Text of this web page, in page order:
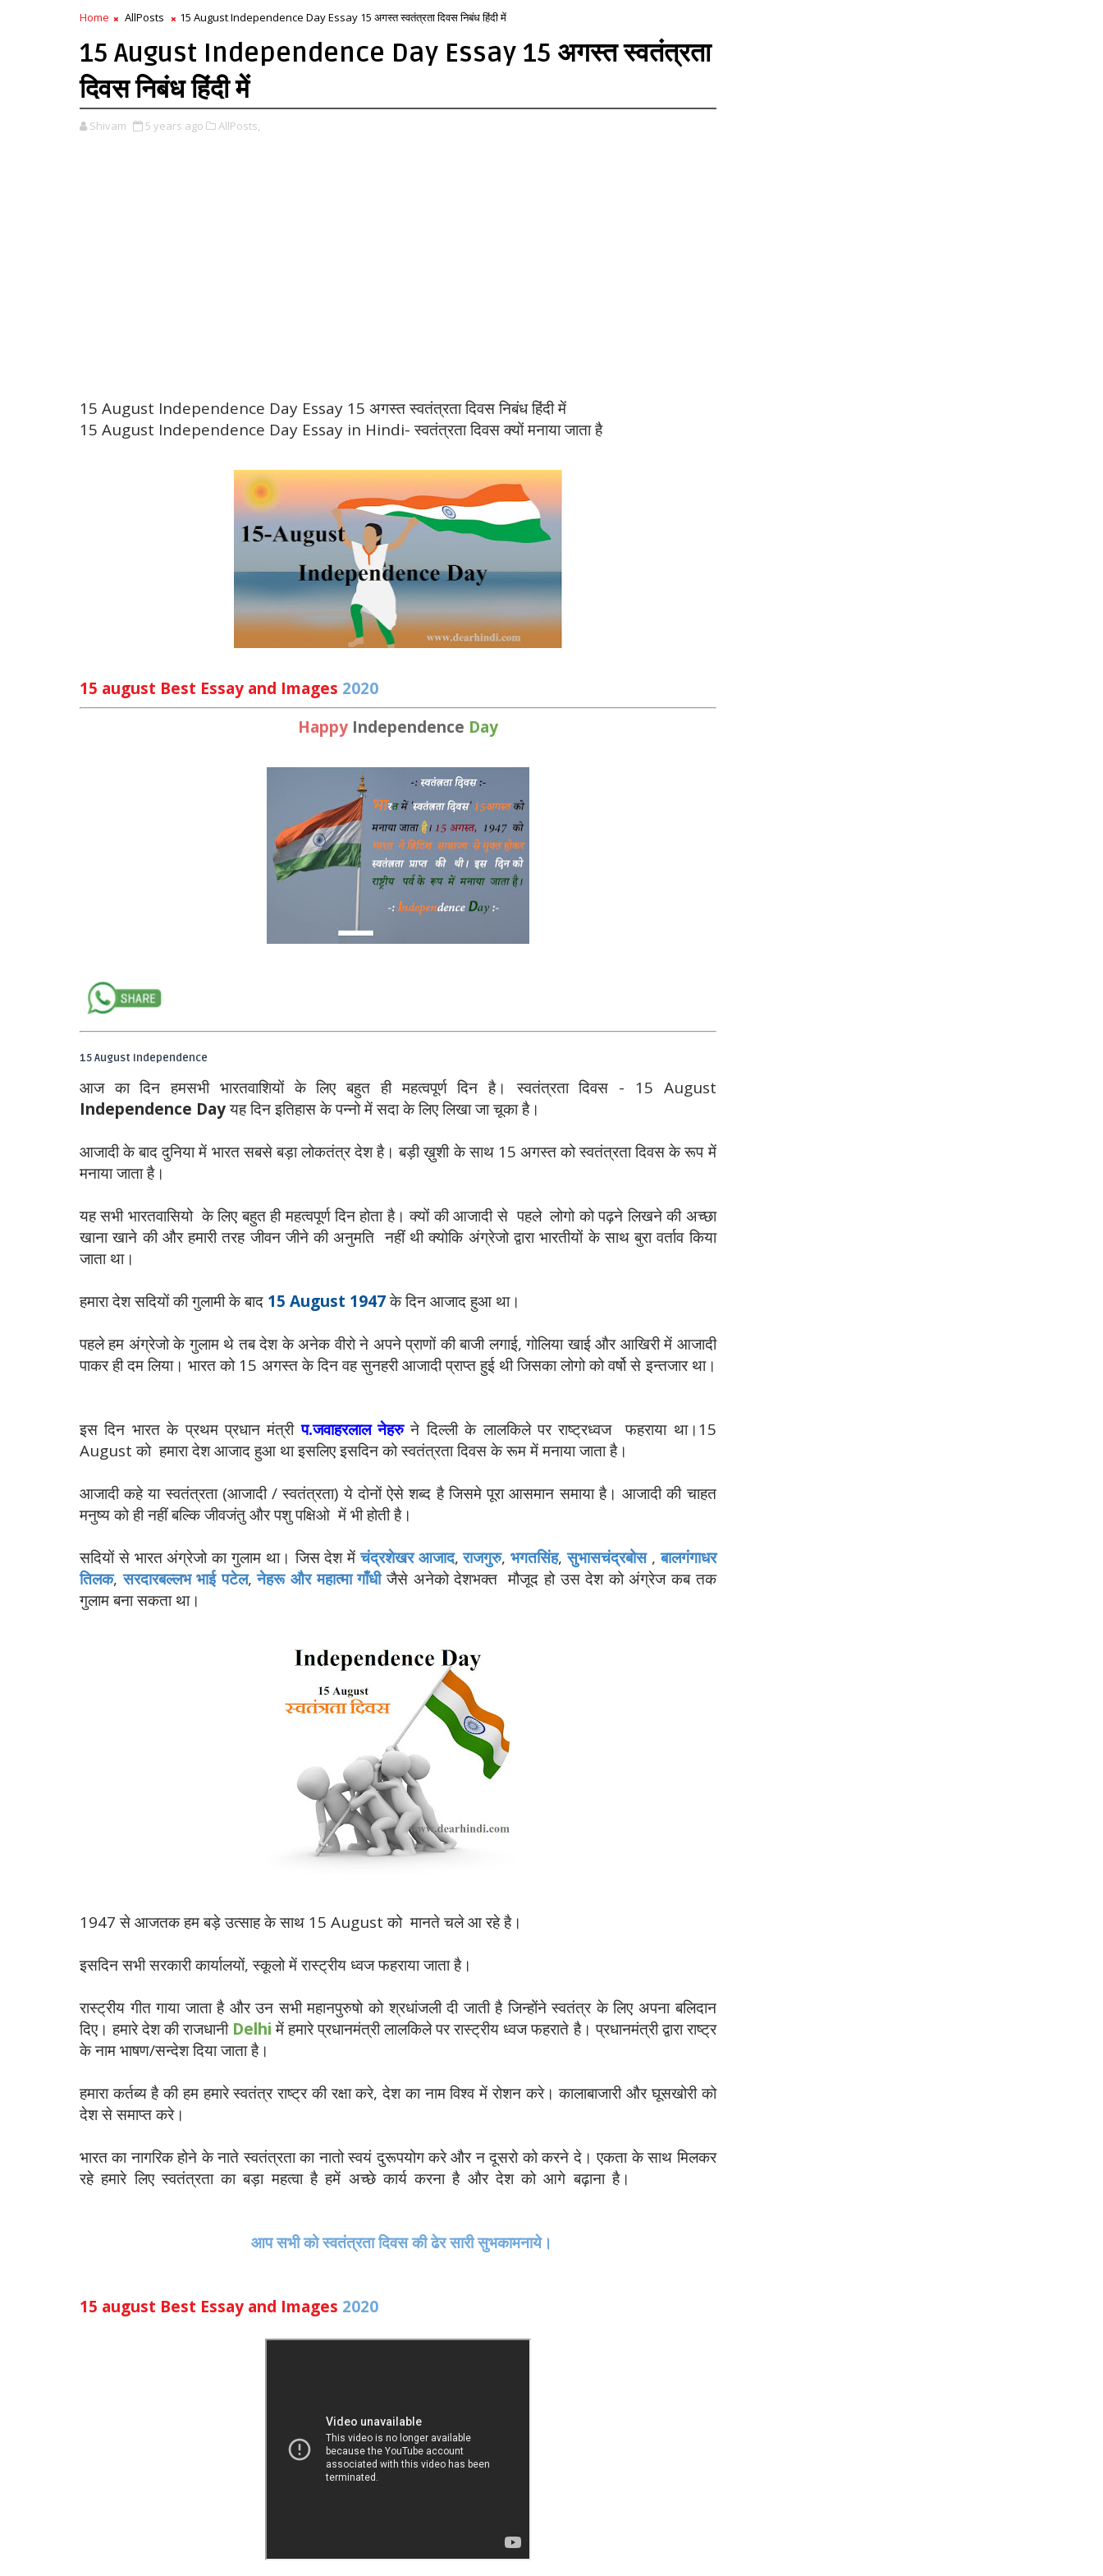
Home AllPosts 15 August Independence Day Essay 15 अगस्त स्वतंत्रता दिवस निबंध हिंदी में
15 August Independence Day Essay 15 अगस्त स्वतंत्रता
दिवस निबंध हिंदी में
Shivam 5 years ago AllPosts,
15 August Independence Day Essay 15 अगस्त स्वतंत्रता दिवस निबंध हिंदी में
15 August Independence Day Essay in Hindi- स्वतंत्रता दिवस क्यों मनाया जाता है
15 august Best Essay and Images 2020
Happy Independence Day
15 August Independence
आज का दिन हमसभी भारतवाशियों के लिए बहुत ही महत्वपूर्ण दिन है। स्वतंत्रता दिवस - 15 August
Independence Dayयह दिन इतिहास के पन्नो में सदा के लिए लिखा जा चूका है।
आजादी के बाद दुनिया में भारत सबसे बड़ा लोकतंत्र देश है। बड़ी ख़ुशी के साथ 15 अगस्त को स्वतंत्रता दिवस के रूप में
मनाया जाता है।
यह सभी भारतवासियो के लिए बहुत ही महत्वपूर्ण दिन होता है। क्यों की आजादी से पहले लोगो को पढ़ने लिखने की अच्छा
खाना खाने की और हमारी तरह जीवन जीने की अनुमति नहीं थी क्योकि अंग्रेजो द्वारा भारतीयों के साथ बुरा वर्ताव किया
जाता था।
हमारा देश सदियों की गुलामी के बाद 15 August 1947के दिन आजाद हुआ था।
पहले हम अंग्रेजो के गुलाम थे तब देश के अनेक वीरो ने अपने प्राणों की बाजी लगाई, गोलिया खाई और आखिरी में आजादी
पाकर ही दम लिया। भारत को 15 अगस्त के दिन वह सुनहरी आजादी प्राप्त हुई थी जिसका लोगो को वर्षो से इन्तजार था।
इस दिन भारत के प्रथम प्रधान मंत्रीप.जवाहरलाल नेहरुने दिल्ली के लालकिले पर राष्ट्रध्वज फहराया था।15
August को हमारा देश आजाद हुआ था इसलिए इसदिन को स्वतंत्रता दिवस के रूम में मनाया जाता है।
आजादी कहे या स्वतंत्रता (आजादी / स्वतंत्रता) ये दोनों ऐसे शब्द है जिसमे पूरा आसमान समाया है। आजादी की चाहत
मनुष्य को ही नहीं बल्कि जीवजंतु और पशु पक्षिओ में भी होती है।
सदियों से भारत अंग्रेजो का गुलाम था। जिस देश मेंचंद्रशेखर आजाद,राजगुरु,भगतसिंह,सुभासचंद्रबोस ,बालगंगाधर
तिलक,सरदारबल्लभ भाई पटेल,नेहरू और महात्मा गाँधी जैसे अनेको देशभक्त मौजूद हो उस देश को अंग्रेज कब तक
गुलाम बना सकता था।
1947 से आजतक हम बड़े उत्साह के साथ 15 August को मानते चले आ रहे है।
इसदिन सभी सरकारी कार्यालयों, स्कूलो में रास्ट्रीय ध्वज फहराया जाता है।
रास्ट्रीय गीत गाया जाता है और उन सभी महानपुरुषो को श्रधांजली दी जाती है जिन्होंने स्वतंत्र के लिए अपना बलिदान
दिए।हमारे देश की राजधानी Delhiमें हमारे प्रधानमंत्री लालकिले पर रास्ट्रीय ध्वज फहराते है। प्रधानमंत्री द्वारा राष्ट्र
के नाम भाषण/सन्देश दिया जाता है।
हमारा कर्तब्य है की हम हमारे स्वतंत्र राष्ट्र की रक्षा करे, देश का नाम विश्व में रोशन करे।कालाबाजारी और घूसखोरी को
देश से समाप्त करे।
भारत का नागरिक होने के नाते स्वतंत्रता का नातो स्वयं दुरूपयोग करे और न दूसरो को करने दे। एकता के साथ मिलकर
रहेहमारे लिए स्वतंत्रता का बड़ा महत्वा है हमें अच्छेकार्य करना है और देश को आगे बढ़ानाहै।
आप सभी को स्वतंत्रता दिवस की ढेर सारी सुभकामनाये।
15 august Best Essay and Images 2020